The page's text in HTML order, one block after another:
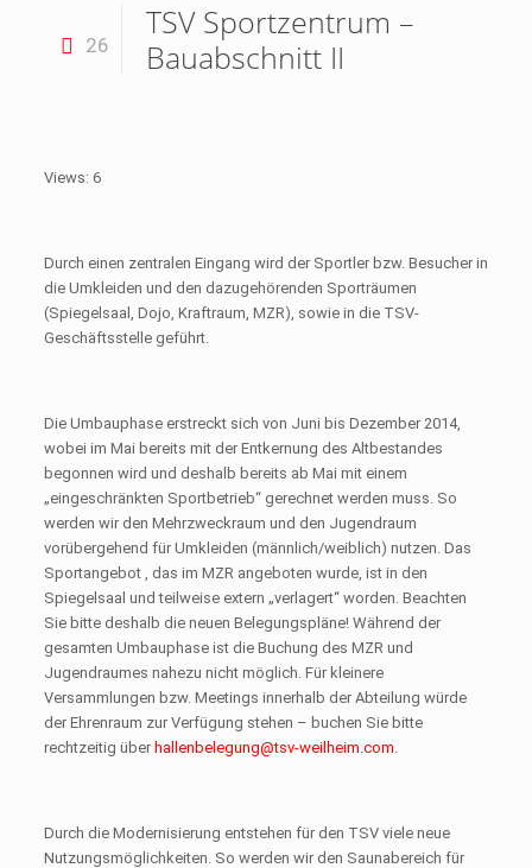
26
TSV Sportzentrum –
Bauabschnitt II
Views: 6
Durch einen zentralen Eingang wird der Sportler bzw. Besucher in
die Umkleiden und den dazugehörenden Sporträumen
(Spiegelsaal, Dojo, Kraftraum, MZR), sowie in die TSV-
Geschäftsstelle geführt.
Die Umbauphase erstreckt sich von Juni bis Dezember 2014,
wobei im Mai bereits mit der Entkernung des Altbestandes
begonnen wird und deshalb bereits ab Mai mit einem
„eingeschränkten Sportbetrieb“ gerechnet werden muss. So
werden wir den Mehrzweckraum und den Jugendraum
vorübergehend für Umkleiden (männlich/weiblich) nutzen. Das
Sportangebot , das im MZR angeboten wurde, ist in den
Spiegelsaal und teilweise extern „verlagert“ worden. Beachten
Sie bitte deshalb die neuen Belegungspläne! Während der
gesamten Umbauphase ist die Buchung des MZR und
Jugendraumes nahezu nicht möglich. Für kleinere
Versammlungen bzw. Meetings innerhalb der Abteilung würde
der Ehrenraum zur Verfügung stehen – buchen Sie bitte
rechtzeitig über hallenbelegung@tsv-weilheim.com.
Durch die Modernisierung entstehen für den TSV viele neue
Nutzungsmöglichkeiten. So werden wir den Saunabereich für